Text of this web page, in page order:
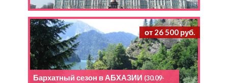
от 26 500 руб.
Бархатный сезон в АБХАЗИИ (30.09-